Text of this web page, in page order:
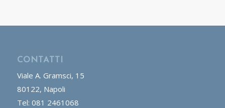
CONTATTI
Viale A. Gramsci, 15
80122, Napoli
Tel: 081 2461068